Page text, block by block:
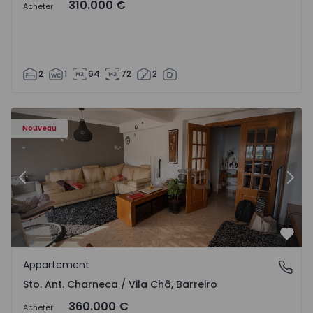
Acheter 310.000 €
2 1 64 72 2
Nouveau
- 1573477 - 14
Appartement T3 Barreiro, Sto. Ant. Charneca / Vila Chã -
Précédent
Sto. Ant. Charneca / Vila Chã, Barreiro
Appartement
Sto. Ant. Charneca / Vila Chã, Barreiro
Acheter 360.000 €